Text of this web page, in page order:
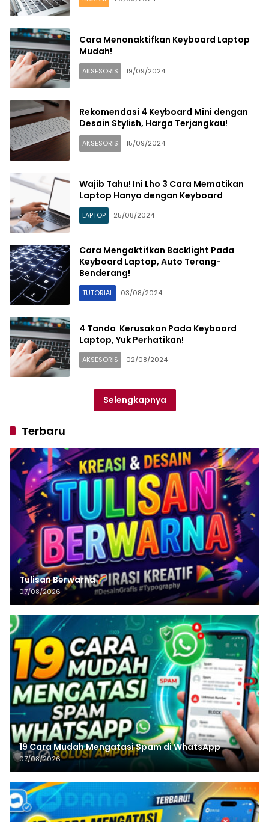
Cara Menonaktifkan Keyboard Laptop
Mudah!
AKSESORIS 19/09/2024
Rekomendasi 4 Keyboard Mini dengan
Desain Stylish, Harga Terjangkau!
AKSESORIS 15/09/2024
Wajib Tahu! Ini Lho 3 Cara Mematikan
Laptop Hanya dengan Keyboard
LAPTOP 25/08/2024
Cara Mengaktifkan Backlight Pada
Keyboard Laptop, Auto Terang-
Benderang!
TUTORIAL 03/08/2024
4 Tanda Kerusakan Pada Keyboard
Laptop, Yuk Perhatikan!
AKSESORIS 02/08/2024
Selengkapnya
Terbaru
Tulisan‌‌‌‌‌‌‌‌‌‌‌‌‌‌‌‌ Berwarna
07/08/2026
19 Cara Mudah Mengatasi Spam di WhatsApp
07/08/2026